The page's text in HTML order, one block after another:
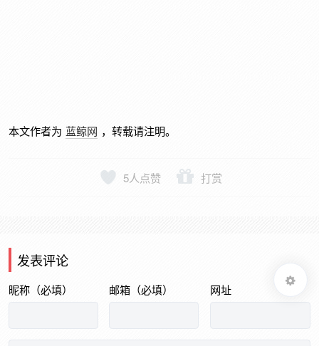
本文作者为 蓝鲸网 ，转载请注明。
5人点赞 打赏
发表评论
昵称（必填） 邮箱（必填） 网址